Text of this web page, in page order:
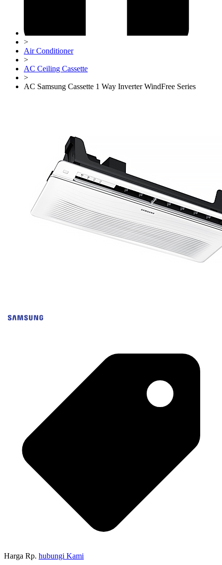
>
Air Conditioner
>
AC Ceiling Cassette
>
AC Samsung Cassette 1 Way Inverter WindFree Series
Harga Rp. hubungi Kami